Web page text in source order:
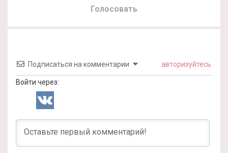
Голосовать
Подписаться на комментарии авторизуйтесь
Войти через: